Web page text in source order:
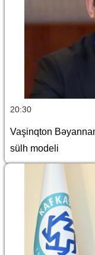
20:30
Vaşinqton
sülh modeli